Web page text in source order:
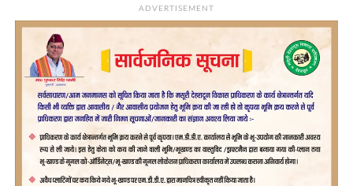
ADVERTISEMENT